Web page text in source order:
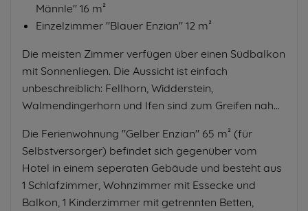
Männle" 16 m²
Einzelzimmer "Blauer Enzian" 12 m²
Die meisten Zimmer verfügen über einen Südbalkon
mit Sonnenliegen. Die Aussicht ist einfach
unbeschreiblich: Fellhorn, Widderstein,
Walmendingerhorn und Ifen sind zum Greifen nah...
Die Ferienwohnung "Gelber Enzian" 65 m² (für
Selbstversorger) befindet sich gegenüber vom
Hotel in einem seperaten Gebäude und besteht aus
1 Schlafzimmer, Wohnzimmer mit Essecke und
Balkon, 1 Kinderzimmer mit getrennten Betten,